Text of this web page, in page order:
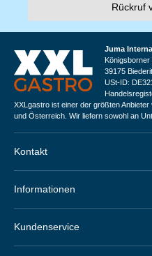
Rückruf
Juma
39175
USt-ID:
XXLgastro ist einer der größten
und Österreich. Wir liefern sowohl an
Kontakt
Informationen
Kundenservice